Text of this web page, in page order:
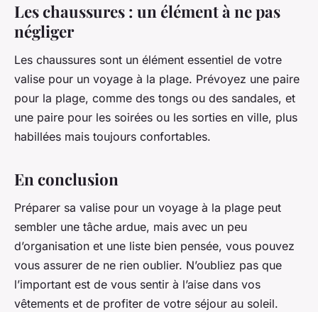
Les chaussures : un élément à ne pas
négliger
Les chaussures sont un élément essentiel de votre
valise pour un voyage à la plage. Prévoyez une paire
pour la plage, comme des tongs ou des sandales, et
une paire pour les soirées ou les sorties en ville, plus
habillées mais toujours confortables.
En conclusion
Préparer sa valise pour un voyage à la plage peut
sembler une tâche ardue, mais avec un peu
d’organisation et une liste bien pensée, vous pouvez
vous assurer de ne rien oublier. N’oubliez pas que
l’important est de vous sentir à l’aise dans vos
vêtements et de profiter de votre séjour au soleil.